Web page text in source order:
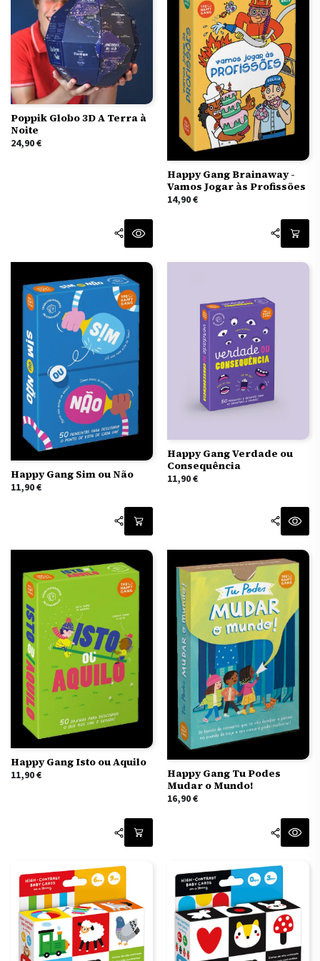
Poppik Globo 3D A Terra à
Noite
24,90€
Happy Gang Brainaway -
Vamos Jogar às Profissões
14,90€
Happy Gang Sim ou Não
11,90€
Happy Gang Verdade ou
Consequência
11,90€
Happy Gang Isto ou Aquilo
11,90€
Happy Gang Tu Podes
Mudar o Mundo!
16,90€